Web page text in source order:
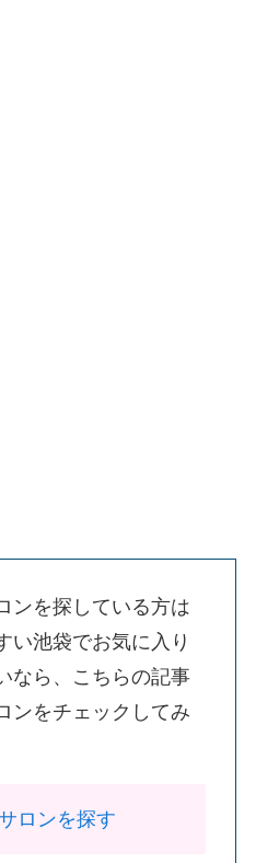
ンを探している方は
い池袋でお気に入り
なら、こちらの記事
ンをチェックしてみ
ロンを探す